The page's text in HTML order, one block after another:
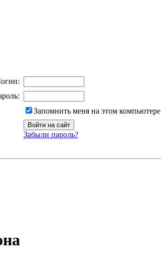
Запомнить меня на этом компьютере
Забыли пароль?